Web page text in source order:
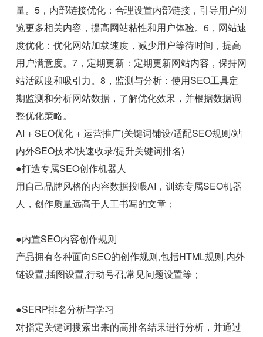
量。5，内部链接优化：合理设置内部链接，引导用户浏
览更多相关内容，提高网站粘性和用户体验。6，网站速
度优化：优化网站加载速度，减少用户等待时间，提高
用户满意度。7，定期更新：定期更新网站内容，保持网
站活跃度和吸引力。8，监测与分析：使用SEO工具定
期监测和分析网站数据，了解优化效果，并根据数据调
整优化策略。
AI + SEO优化 + 运营推广(关键词铺设/适配SEO规则/站
内外SEO技术/快速收录/提升关键词排名)
●打造专属SEO创作机器人
用自己品牌风格的内容数据投喂AI，训练专属SEO机器
人，创作质量远高于人工书写的文章；
●内置SEO内容创作规则
产品拥有各种面向SEO的创作规则,包括HTML规则,内外
链设置,插图设置,行动号召,常见问题设置等；
●SERP排名分析与学习
对指定关键词搜索出来的高排名结果进行分析，并通过